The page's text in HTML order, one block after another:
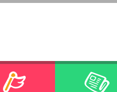
イベント